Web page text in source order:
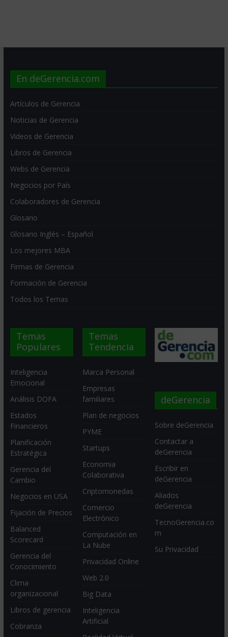
En deGerencia.com
Artículos de Gerencia
Noticias de Gerencia
Videos de Gerencia
Libros de Gerencia
Webs de Gerencia
Negocios por País
Colaboradores de Gerencia
Glosario
Glosario Inglés – Español
Los mejores MBA
Firmas de Gerencia
Formación de Gerencia
Todos los Temas
Temas
Populares
Inteligencia
Emocional
Análisis DOFA
Estados
Financieros
Planificación
Estratégica
Gerencia del
Cambio
Negocios en USA
Fijación de Precios
Balanced
Scorecard
Gerencia del
Conocimiento
Clima
organizacional
Libros de gerencia
Cobranza
Temas
Tendencia
Marca Personal
Empresas
familiares
Plan de negocios
PYME
Startups
Economia
Colaborativa
Criptomonedas
Comercio
Electrónico
Computación en
La Nube
Privacidad Online
Web 2.0
Big Data
Inteligencia
Artificial
deGerencia
Sobre deGerencia
Contactar a
deGerencia
Escribir en
deGerencia
Aliados
deGerencia
TecnoGerencia.co
m
Su Privacidad